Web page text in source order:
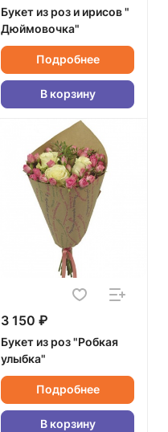
Букет из роз и ирисов "
Дюймовочка"
Подробнее
В корзину
3 150 ₽
Букет из роз "Робкая
улыбка"
Подробнее
В корзину